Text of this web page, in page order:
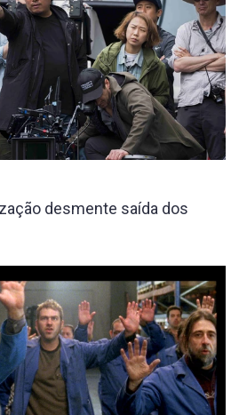
desmente saída dos